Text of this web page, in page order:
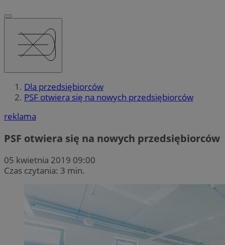
Dla przedsiębiorców
PSF otwiera się na nowych przedsiębiorców
reklama
PSF otwiera się na nowych przedsiębiorców
05 kwietnia 2019 09:00
Czas czytania: 3 min.